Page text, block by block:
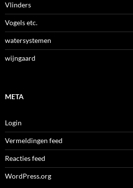
Vlinders
Vogels etc.
watersystemen
wijngaard
META
Login
Vermeldingen feed
Reacties feed
WordPress.org